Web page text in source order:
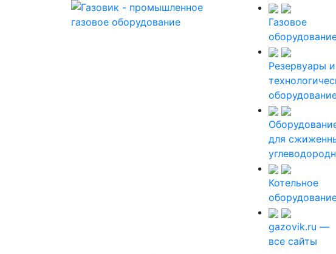
Газовое
Резервуары и
для
Котельное
gazovik.ru —
все сайты